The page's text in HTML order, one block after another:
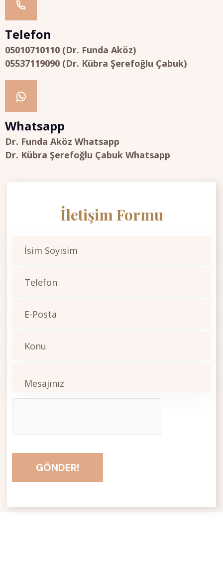
Telefon
05010710110 (Dr. Funda Aköz)
05537119090 (Dr. Kübra Şerefoğlu Çabuk)
Whatsapp
Dr. Funda Aköz Whatsapp
Dr. Kübra Şerefoğlu Çabuk Whatsapp
İletişim Formu
GÖNDER!